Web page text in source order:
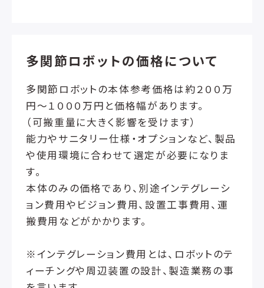
多関節ロボットの価格について
多関節ロボットの本体参考価格は約２００万
円～１０００万円と価格幅があります。
（可搬重量に大きく影響を受けます）
能力やサニタリー仕様・オプションなど、製品
や使用環境に合わせて選定が必要になりま
す。
本体のみの価格であり、別途インテグレーシ
ョン費用やビジョン費用、設置工事費用、運
搬費用などがかかります。
※インテグレーション費用とは、ロボットのテ
ィーチングや周辺装置の設計、製造業務の事